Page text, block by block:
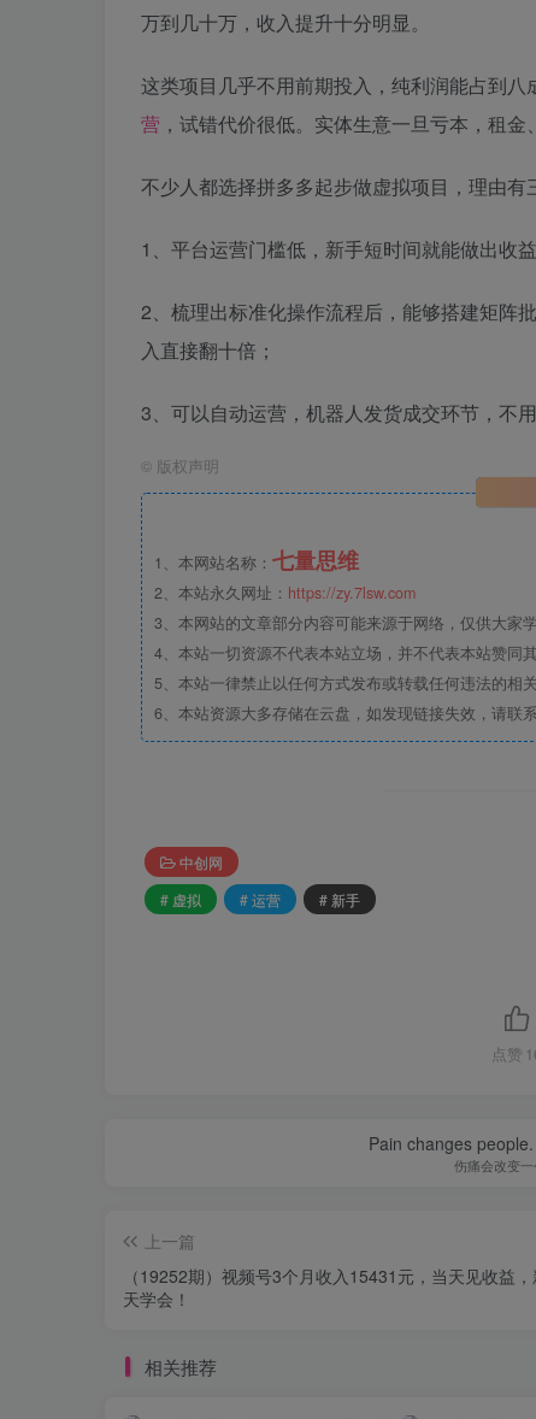
万到几十万，收入提升十分明显。
这类项目几乎不用前期投入，纯利润能占到
营 ，试错代价很低。实体生意一旦亏本，租
不少人都选择拼多多起步做虚拟项目，理由有
1、平台运营门槛低，新手短时间就能做出收益
2、梳理出标准化操作流程后，能够搭建矩阵
入直接翻十倍；
3、可以自动运营，机器人发货成交环节，不用
© 版权声明
1、本网站名称： 七量思维
2、本站永久网址： https://zy.7lsw.com
3、本网站的文章部分内容可能来源于网络，仅供大家
4、本站一切资源不代表本站立场，并不代表本站赞同
5、本站一律禁止以任何方式发布或转载任何违法的相
6、本站资源大多存储在云盘，如发现链接失效，请联
中创网
# 虚拟
# 运营 # 新手
点赞
Pain changes
伤痛会改变
上一篇
（19252期）视频号3个月收入15431元，当天见收益
天学会！
相关推荐